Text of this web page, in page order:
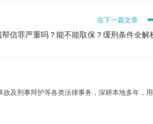
在下一篇文章
帮信罪严重吗？能不能取保？缓刑条件全解
及刑事辩护等各类法律事务，深耕本地多年，用